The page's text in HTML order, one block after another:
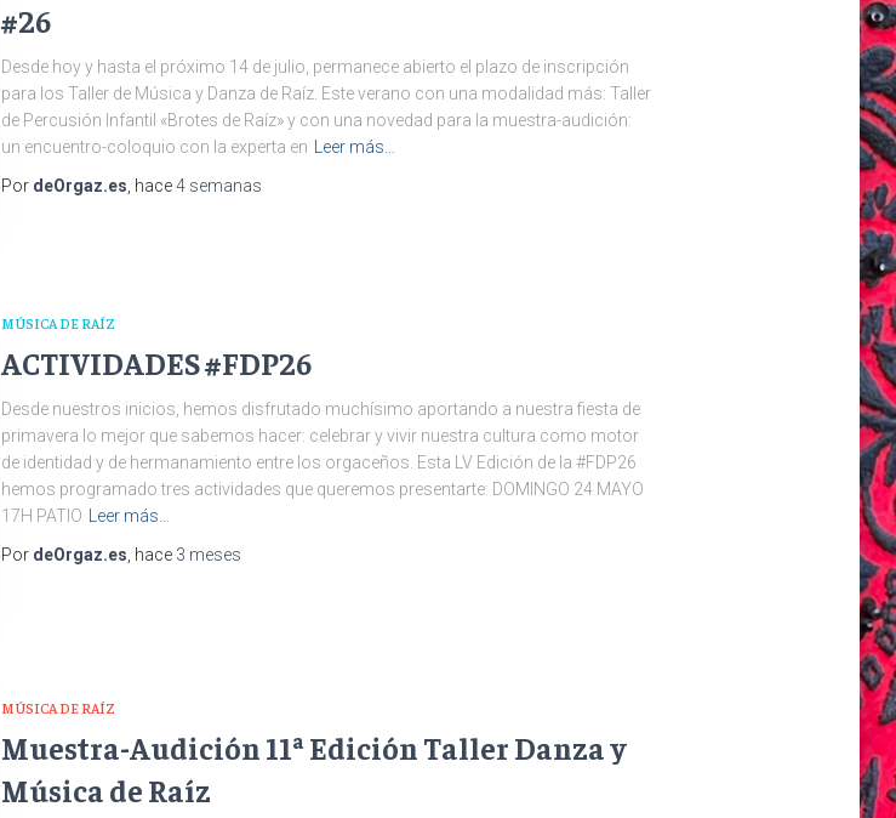
#26
Desde hoy y hasta el próximo 14 de julio, permanece abierto el plazo de inscripción
para los Taller de Música y Danza de Raíz. Este verano con una modalidad más: Taller
de Percusión Infantil «Brotes de Raíz» y con una novedad para la muestra-audición:
un encuentro-coloquio con la experta en
Leer más…
Por deOrgaz.es , hace4 semanas
MÚSICA DE RAÍZ
ACTIVIDADES #FDP26
Desde nuestros inicios, hemos disfrutado muchísimo aportando a nuestra fiesta de
primavera lo mejor que sabemos hacer: celebrar y vivir nuestra cultura como motor
de identidad y de hermanamiento entre los orgaceños. Esta LV Edición de la #FDP26
hemos programado tres actividades que queremos presentarte: DOMINGO 24 MAYO
17H PATIO
Leer más…
Por deOrgaz.es , hace 3 meses
MÚSICA DE RAÍZ
Muestra-Audición 11ª Edición Taller Danza y
Música de Raíz